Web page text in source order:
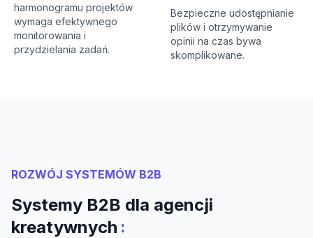
harmonogramu projektów
wymaga efektywnego
monitorowania i
przydzielania zadań.
Bezpieczne udostępnianie
plików i otrzymywanie
opinii na czas bywa
skomplikowane.
ROZWÓJ SYSTEMÓW B2B
Systemy B2B dla agencji
kreatywnych :